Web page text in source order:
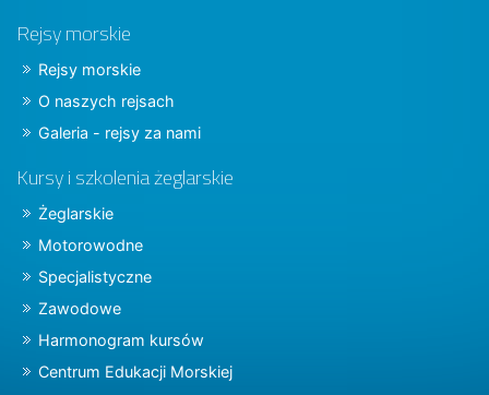
Rejsy morskie
Rejsy morskie
O naszych rejsach
Galeria - rejsy za nami
Kursy i szkolenia żeglarskie
Żeglarskie
Motorowodne
Specjalistyczne
Zawodowe
Harmonogram kursów
Centrum Edukacji Morskiej